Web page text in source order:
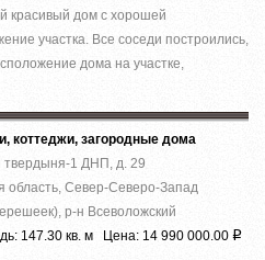
красивый дом с хорошей
участка. Все соседи построились,
дома на участке,
коттеджи, загородные дома
твердыня-1 ДНП, д. 29
область, Север-Северо-Запад
р-н Всеволожский
147.30 кв. м Цена: 14 990 000.00 Р